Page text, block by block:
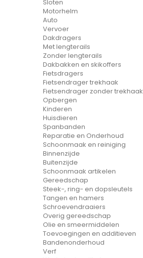
Sloten
Motorhelm
Auto
Vervoer
Dakdragers
Met lengterails
Zonder lengterails
Dakbakken en skikoffers
Fietsdragers
Fietsendrager trekhaak
Fietsendrager zonder trekhaak
Opbergen
Kinderen
Huisdieren
Spanbanden
Reparatie en Onderhoud
Schoonmaak en reiniging
Binnenzijde
Buitenzijde
Schoonmaak artikelen
Gereedschap
Steek-, ring- en dopsleutels
Tangen en hamers
Schroevendraaiers
Overig gereedschap
Olie en smeermiddelen
Toevoegingen en additieven
Bandenonderhoud
Verf